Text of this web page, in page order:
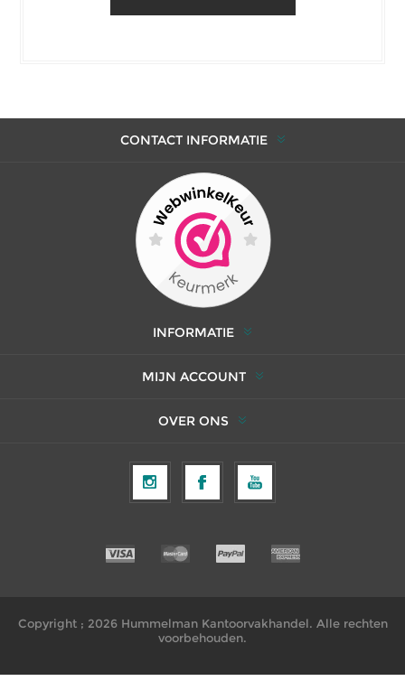
CONTACT INFORMATIE
INFORMATIE
MIJN ACCOUNT
OVER ONS
Copyright ; 2026 Hummelman Kantoorvakhandel. Alle rechten
voorbehouden.